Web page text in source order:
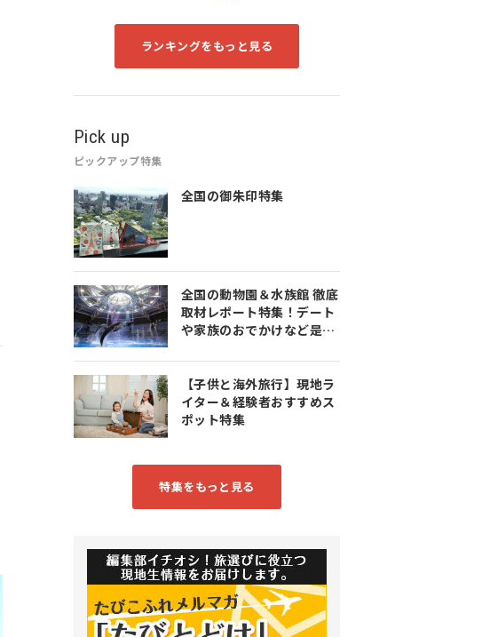
ランキングをもっと見る
Pick up
ピックアップ特集
全国の御朱印特集
全国の動物園＆水族館 徹底
取材レポート特集！デート
や家族のおでかけなど是非
【子供と海外旅行】現地ラ
イター＆経験者おすすめス
ポット特集
特集をもっと見る